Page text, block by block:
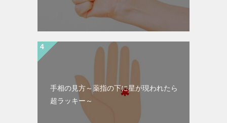
手相の見方～薬指の下に星が現われたら
超ラッキー～